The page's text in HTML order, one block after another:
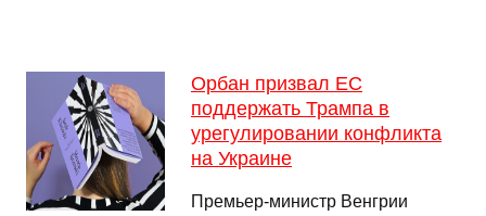
Орбан призвал ЕС
поддержать Трампа в
урегулировании конфликта
на Украине
Премьер-министр Венгрии